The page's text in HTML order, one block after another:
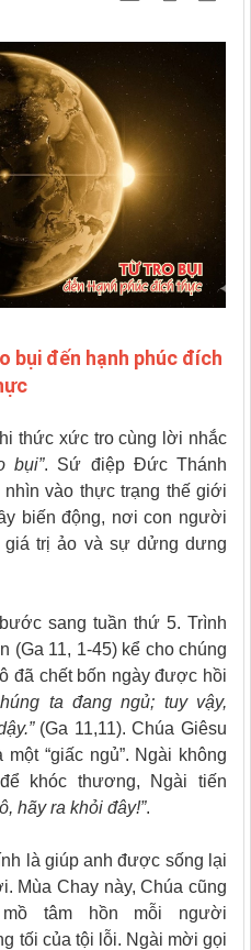
bụi đến hạnh phúc đích
thức xức tro cùng lời nhắc
bụi”. Sứ điệp Đức Thánh
vào thực trạng thế giới
biến động, nơi con người
giá trị ảo và sự dửng dưng
sang tuần thứ 5. Trình
(Ga 11, 1-45) kể cho chúng
đã chết bốn ngày được hồi
ta đang ngủ; tuy vậy,
(Ga 11,11). Chúa Giêsu
“giấc ngủ”. Ngài không
khóc thương, Ngài tiến
hãy ra khỏi đây!”.
là giúp anh được sống lại
Mùa Chay này, Chúa cũng
tâm hồn mỗi người
tối của tội lỗi. Ngài mời gọi